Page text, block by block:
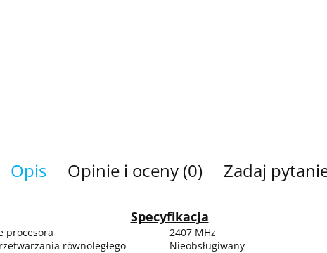
Opis Opinie i oceny (0) Zadaj
Specyfikacja
procesora
2407 MHz
równoległego
Nieobsługiwany